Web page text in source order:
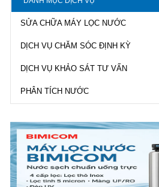
SỬA CHỮA MÁY LỌC NƯỚC
DỊCH VỤ CHĂM SÓC ĐỊNH KỲ
DỊCH VỤ KHẢO SÁT TƯ VẤN
PHÂN TÍCH NƯỚC